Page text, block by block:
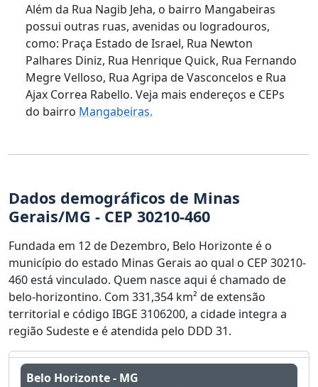
Além da Rua Nagib Jeha, o bairro Mangabeiras
possui outras ruas, avenidas ou logradouros,
como: Praça Estado de Israel, Rua Newton
Palhares Diniz, Rua Henrique Quick, Rua Fernando
Megre Velloso, Rua Agripa de Vasconcelos e Rua
Ajax Correa Rabello. Veja mais endereços e CEPs
do bairro Mangabeiras.
Dados demográficos de Minas
Gerais/MG - CEP 30210-460
Fundada em 12 de Dezembro, Belo Horizonte é o
município do estado Minas Gerais ao qual o CEP 30210-
460 está vinculado. Quem nasce aqui é chamado de
belo-horizontino. Com 331,354 km² de extensão
territorial e código IBGE 3106200, a cidade integra a
região Sudeste e é atendida pelo DDD 31.
Belo Horizonte - MG